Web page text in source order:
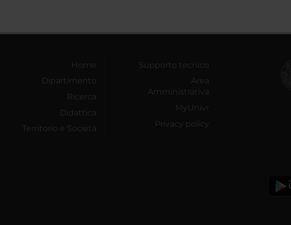
Home
Dipartimento
Ricerca
Didattica
Territorio e Società
Supporto tecnico
Area
Amministrativa
MyUnivr
Privacy policy